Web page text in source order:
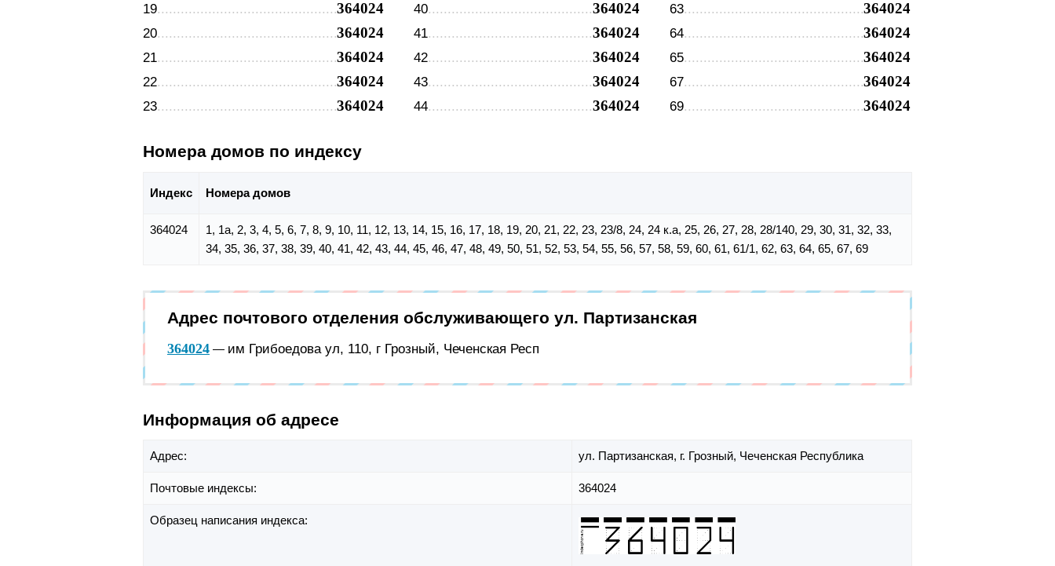
19 364024
20 364024
21 364024
22 364024
23 364024
40 364024
41 364024
42 364024
43 364024
44 364024
63 364024
64 364024
65 364024
67 364024
69 364024
Номера домов по индексу
Индекс Номера домов
364024
1, 1а, 2, 3, 4, 5, 6, 7, 8, 9, 10, 11, 12, 13, 14, 15, 16, 17, 18, 19, 20, 21, 22, 23, 23/8, 24, 24 к.а, 25, 26, 27, 28, 28/140, 29, 30, 31, 32, 33,
34, 35, 36, 37, 38, 39, 40, 41, 42, 43, 44, 45, 46, 47, 48, 49, 50, 51, 52, 53, 54, 55, 56, 57, 58, 59, 60, 61, 61/1, 62, 63, 64, 65, 67, 69
Адрес почтового отделения обслуживающего ул. Партизанская
364024 — им Грибоедова ул, 110, г Грозный, Чеченская Респ
Информация об адресе
Адрес: ул. Партизанская, г. Грозный, Чеченская Республика
Почтовые индексы: 364024
Образец написания индекса: